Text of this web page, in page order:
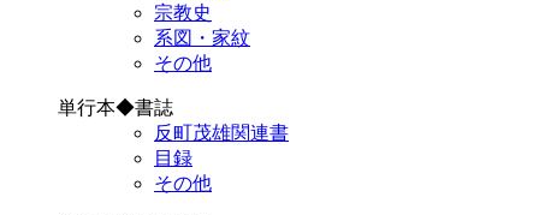
宗教史
系図・家紋
その他
単行本◆書誌
反町茂雄関連書
目録
その他